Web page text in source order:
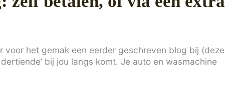
voor het gemak een eerder geschreven blog bij (deze
bij jou langs komt. Je auto en wasmachine